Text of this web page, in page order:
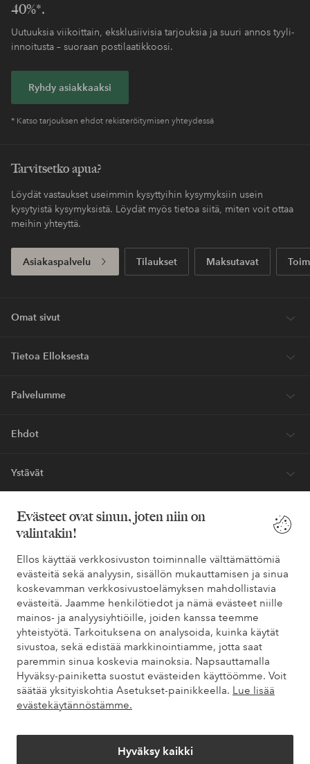
Evästeet ovat sinun, joten niin on
valintakin!
Ellos käyttää verkkosivuston toiminnalle välttämättömiä
evästeitä sekä analyysin, sisällön mukauttamisen ja sinua
koskevamman verkkosivustoelämyksen mahdollistavia
evästeitä. Jaamme henkilötiedot ja nämä evästeet niille
mainos- ja analyysiyhtiöille, joiden kanssa teemme
yhteistyötä. Tarkoituksena on analysoida, kuinka käytät
sivustoa, sekä edistää markkinointiamme, jotta saat
paremmin sinua koskevia mainoksia. Napsauttamalla
Hyväksy-painiketta suostut evästeiden käyttöömme. Voit
säätää yksityiskohtia Asetukset-painikkeella. Lue lisää
evästekäytännöstämme.
Hyväksy kaikki
40%*.
Uutuuksia viikoittain, eksklusiivisia tarjouksia ja suuri annos tyyli-
innoitusta – suoraan postilaatikkoosi.
Ryhdy asiakkaaksi
* Katso tarjouksen ehdot rekisteröitymisen yhteydessä
Tarvitsetko apua?
Löydät vastaukset useimmin kysyttyihin kysymyksiin usein
kysytyistä kysymyksistä. Löydät myös tietoa siitä, miten voit ottaa
meihin yhteyttä.
Asiakaspalvelu Tilaukset Maksutavat
Omat sivut
Tietoa Elloksesta
Palvelumme
Ehdot
Ystävät
Turvalliset maksut – maksa nyt tai erissä
Haluatko tietää
lisää maksuvaihtoehdoistamme
elpy elpy
Suomi - Valitse maa
Facebook Instagram Pinterest Youtube